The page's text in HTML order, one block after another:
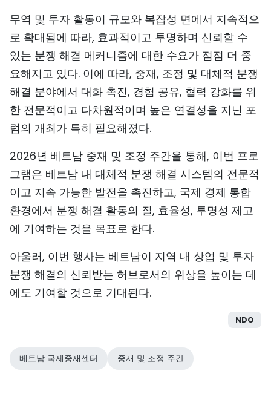
ESPAÑOL
무역 및 투자 활동이 규모와 복잡성 면에서 지속적으
로 확대됨에 따라, 효과적이고 투명하며 신뢰할 수
있는 분쟁 해결 메커니즘에 대한 수요가 점점 더 중
요해지고 있다. 이에 따라, 중재, 조정 및 대체적 분쟁
해결 분야에서 대화 촉진, 경험 공유, 협력 강화를 위
한 전문적이고 다차원적이며 높은 연결성을 지닌 포
럼의 개최가 특히 필요해졌다.
2026년 베트남 중재 및 조정 주간을 통해, 이번 프로
그램은 베트남 내 대체적 분쟁 해결 시스템의 전문적
이고 지속 가능한 발전을 촉진하고, 국제 경제 통합
환경에서 분쟁 해결 활동의 질, 효율성, 투명성 제고
에 기여하는 것을 목표로 한다.
아울러, 이번 행사는 베트남이 지역 내 상업 및 투자
분쟁 해결의 신뢰받는 허브로서의 위상을 높이는 데
에도 기여할 것으로 기대된다.
NDO
베트남 국제중재센터 중재 및 조정 주간